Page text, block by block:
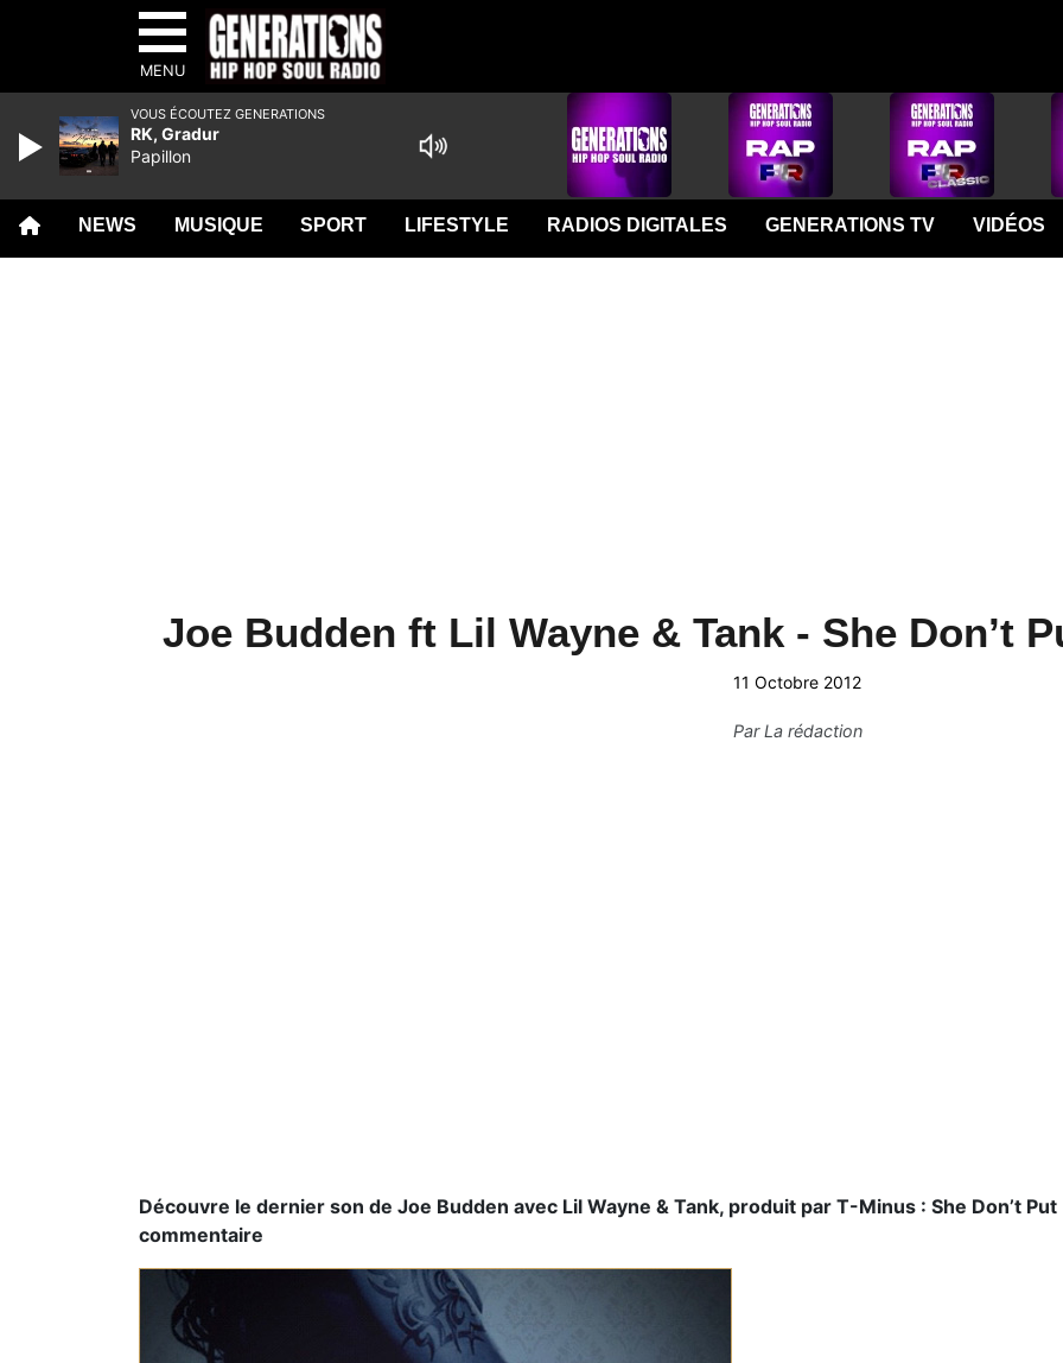
MENU
NEWS MUSIQUE SPORT LIFESTYLE RADIOS DIGITALES GENERATIONS TV VIDÉOS
Joe Budden ft Lil Wayne & Tank - She Don’t
11 Octobre 2012
ParLa rédaction
Découvre le dernier son de Joe Budden avec Lil Wayne & Tank, produit par T-Minus : She Don’t
commentaire
VOUS ÉCOUTEZ GENERATIONS
RK, Gradur
Papillon